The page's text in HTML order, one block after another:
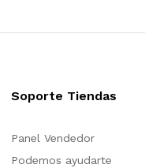
Soporte Tiendas
Panel Vendedor
Podemos ayudarte